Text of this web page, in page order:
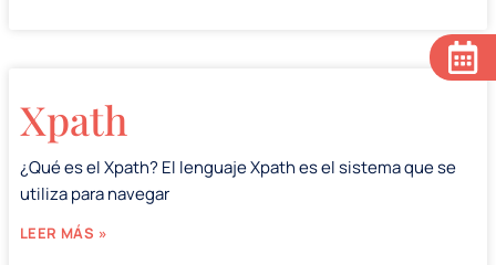
Xpath
¿Qué es el Xpath? El lenguaje Xpath es el sistema que se
utiliza para navegar
LEER MÁS »